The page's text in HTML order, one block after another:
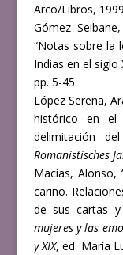
Arco/Libros,
Gómez
“Notas sobre la
Indias en el siglo
pp. 5-45.
López Serena,
histórico en el
delimitación
Romanistisches
Macías, Alonso,
cariño.
de sus cartas
mujeres y las
y XIX, ed. María